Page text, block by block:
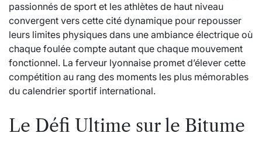
passionnés de sport et les athlètes de haut niveau
convergent vers cette cité dynamique pour repousser
leurs limites physiques dans une ambiance électrique où
chaque foulée compte autant que chaque mouvement
fonctionnel. La ferveur lyonnaise promet d’élever cette
compétition au rang des moments les plus mémorables
du calendrier sportif international.
Le Défi Ultime sur le Bitume